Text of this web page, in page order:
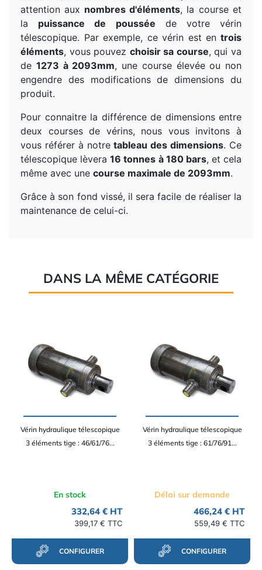
attention aux nombres d'éléments, la course et
la puissance de poussée de votre vérin
télescopique. Par exemple, ce vérin est en trois
éléments, vous pouvez choisir sa course, qui va
de 1273 à 2093mm, une course élevée ou non
engendre des modifications de dimensions du
produit.
Pour connaitre la différence de dimensions entre
deux courses de vérins, nous vous invitons à
vous référer à notretableau des dimensions. Ce
télescopique lèvera16 tonnes à 180 bars, et cela
même avec une course maximale de 2093mm.
Grâce à son fond vissé, il sera facile de réaliser la
maintenance de celui-ci.
DANS LA MÊME CATÉGORIE
Vérin hydraulique télescopique
3 éléments tige : 46/61/76...
En stock
332,64 € HT
399,17 € TTC
CONFIGURER
Vérin hydraulique télescopique
3 éléments tige : 61/76/91...
Délai sur demande
466,24 € HT
559,49 € TTC
CONFIGURER